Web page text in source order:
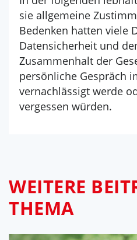
sie allgemeine
Bedenken hatten viele
Datensicherheit und
Zusammenhalt der
persönliche Gespräch
vernachlässigt werde
vergessen würden.
WEITERE
THEMA